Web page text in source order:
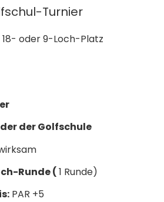
Turnier
oder 9-Loch-Platz
der Golfschule
Runde (1 Runde)
PAR +5